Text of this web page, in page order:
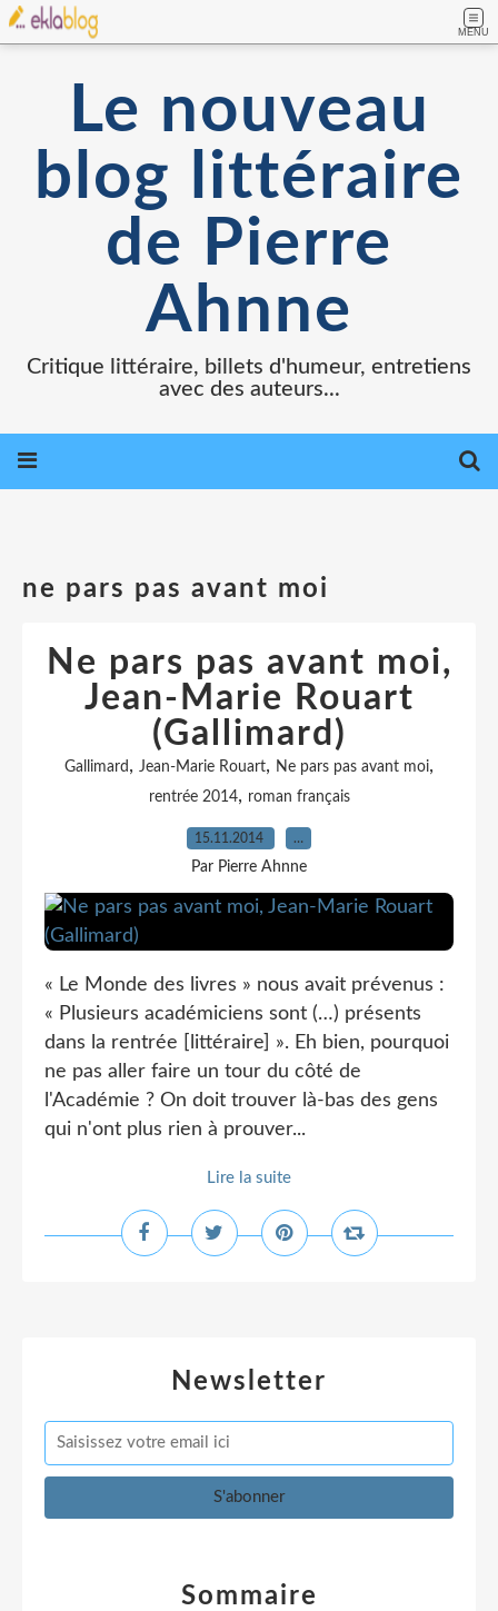
MENU
Le nouveau
blog littéraire
de Pierre
Ahnne
Critique littéraire, billets d'humeur, entretiens
avec des auteurs...
ne pars pas avant moi
Ne pars pas avant moi,
Jean-Marie Rouart
(Gallimard)
Gallimard , Jean-Marie Rouart, Ne pars pas avant moi,
rentrée 2014, roman français
15.11.2014 …
Par Pierre Ahnne
« Le Monde des livres » nous avait prévenus :
« Plusieurs académiciens sont (…) présents
dans la rentrée [littéraire] ». Eh bien, pourquoi
ne pas aller faire un tour du côté de
l'Académie ? On doit trouver là-bas des gens
qui n'ont plus rien à prouver...
Lire la suite
Newsletter
Sommaire